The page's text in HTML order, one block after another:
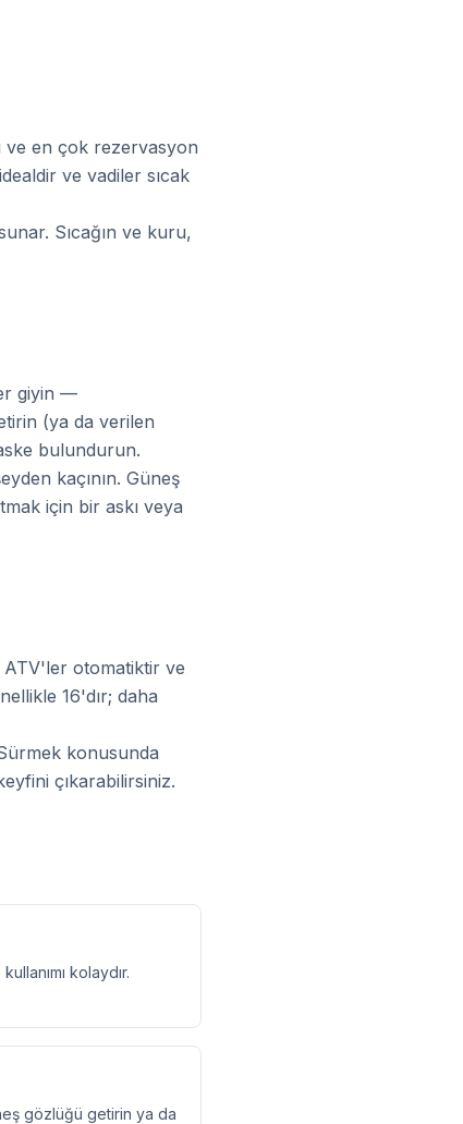
ve en çok rezervasyon
ve vadiler sıcak
Sıcağın ve kuru,
giyin —
(ya da verilen
bulundurun.
kaçının. Güneş
için bir askı veya
otomatiktir ve
16'dır; daha
konusunda
çıkarabilirsiniz.
kolaydır.
gözlüğü getirin ya da